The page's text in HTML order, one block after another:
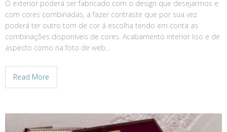
O exterior poderá ser fabricado com o design que desejarmos e
com cores combinadas, a fazer contraste que por sua vez
poderá ter outro tom de cor á escolha tendo em conta as
combinações disponíveis de cores. Acabamento interior liso e de
aspecto como na foto de web…
Read More